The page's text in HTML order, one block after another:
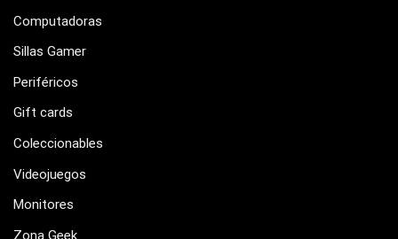
Computadoras
Sillas Gamer
Periféricos
Gift cards
Coleccionables
Videojuegos
Monitores
Zona Geek